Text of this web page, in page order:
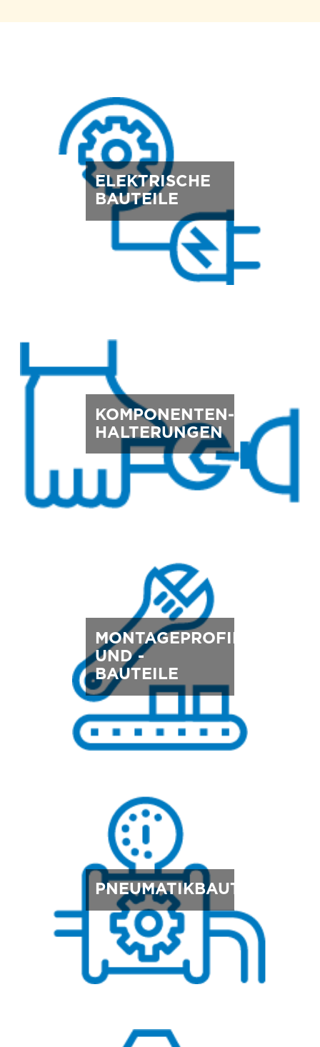
ELEKTRISCHE
BAUTEILE
KOMPONENTEN-
HALTERUNGEN
MONTAGEPROFILE
UND -
BAUTEILE
PNEUMATIKBAUTEILE